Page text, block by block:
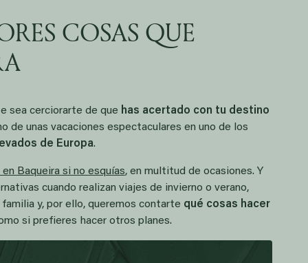
COSAS QUE
sea cerciorarte de que has acertado con tu destino
de unas vacaciones espectaculares en uno de los
de Europa.
Baqueira si no esquías, en multitud de ocasiones. Y
cuando realizan viajes de invierno o verano,
y, por ello, queremos contarte qué cosas hacer
si prefieres hacer otros planes.